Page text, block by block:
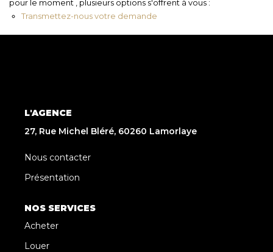
pour le moment , plusieurs options s'offrent à vous :
Transmettez-nous votre demande
L'AGENCE
27, Rue Michel Bléré, 60260 Lamorlaye
Nous contacter
Présentation
NOS SERVICES
Acheter
Louer